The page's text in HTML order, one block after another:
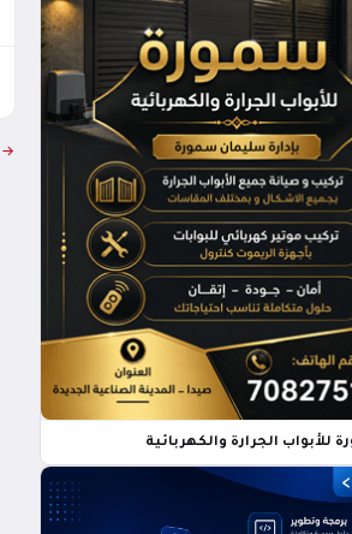
للأبواب الجرارة والكهربائية